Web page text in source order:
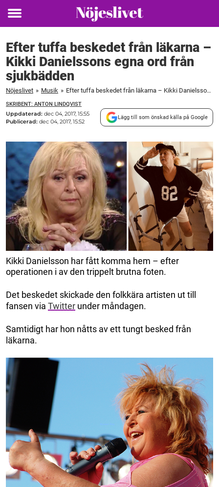
Toggle
Efter tuffa beskedet från läkarna –
Kikki Danielssons egna ord från
sjukbädden
Nöjeslivet » Musik » Efter tuffa beskedet från läkarna – Kikki Danielssons egna ord från sjukbädden
SKRIBENT: ANTON LINDQVIST
Uppdaterad: dec 04, 2017, 15:55
Publicerad: dec 04, 2017, 15:52
Lägg till som önskad källa på Google
Kikki Danielsson har fått komma hem – efter
operationen i av den trippelt brutna foten.
Det beskedet skickade den folkkära artisten ut till
fansen via Twitter under måndagen.
Samtidigt har hon nåtts av ett tungt besked från
läkarna.